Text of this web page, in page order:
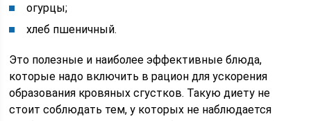
огурцы;
хлеб пшеничный.
Это полезные и наиболее эффективные блюда,
которые надо включить в рацион для ускорения
образования кровяных сгустков. Такую диету не
стоит соблюдать тем, у которых не наблюдается